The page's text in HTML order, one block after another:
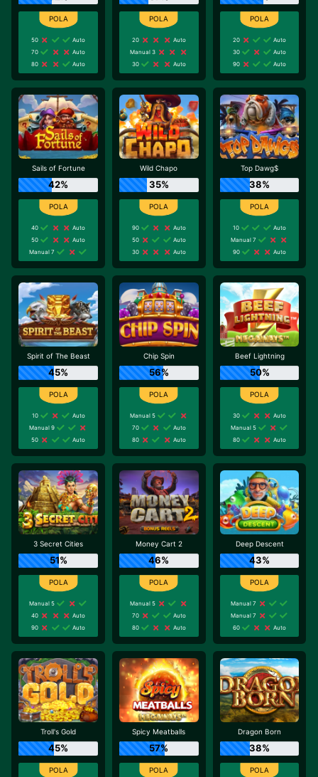
50
Auto
70
Auto
80
Auto
20
Auto
Manual 3
30
Auto
20
Auto
30
Auto
90
Auto
Sails of Fortune
42%
40
Auto
50
Auto
Manual 7
Wild Chapo
35%
90
Auto
50
Auto
30
Auto
Top Dawg$
38%
10
Auto
Manual 7
90
Auto
Spirit of The Beast
45%
10
Auto
Manual 9
50
Auto
Chip Spin
56%
Manual 5
70
Auto
80
Auto
Beef Lightning
50%
30
Auto
Manual 5
80
Auto
3 Secret Cities
51%
Manual 5
40
Auto
90
Auto
Money Cart 2
46%
Manual 5
70
Auto
80
Auto
Deep Descent
43%
Manual 7
Manual 7
60
Auto
Troll's Gold
45%
Spicy Meatballs
57%
Dragon Born
38%